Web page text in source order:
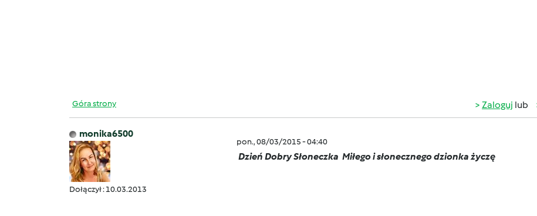
Góra strony Zaloguj lub
monika6500
Dołączył : 10.03.2013
pon., 08/03/2015 - 04:40
Dzień Dobry Słoneczka Miłego i słonecznego dzionka życzę